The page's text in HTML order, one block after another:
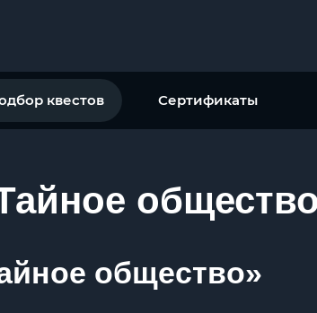
квестов Сертификаты
общество»